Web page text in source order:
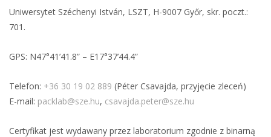
Uniwersytet Széchenyi István, LSZT, H-9007 Győr, skr. poczt.:
701.
GPS: N47°41’41.8” – E17°37’44.4”
Telefon: +36 30 19 02 889 (Péter Csavajda, przyjęcie zleceń)
E-mail: packlab@sze.hu, csavajda.peter@sze.hu
Certyfikat jest wydawany przez laboratorium zgodnie z binarną